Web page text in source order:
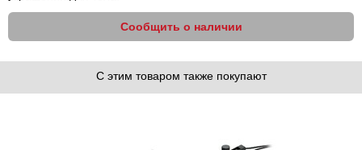
Сообщить о наличии
С этим товаром также покупают